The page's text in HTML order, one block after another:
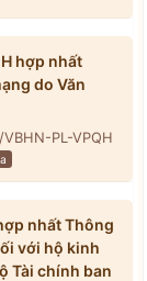
hợp nhất
do Văn
PL-VPQH
nhất Thông
với hộ kinh
Tài chính ban